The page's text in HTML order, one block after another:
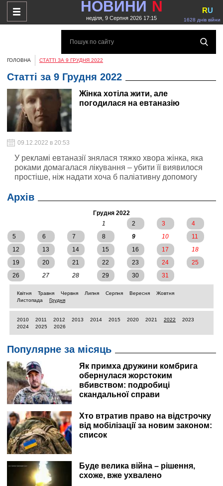
НОВИНИ N
неділя, 9 Серпня 2026 17:15 1628 днів війни
RU
ГОЛОВНА СТАТТІ ЗА 9 ГРУДНЯ 2022
Статті за 9 Грудня 2022
Жінка хотіла жити, але
погодилася на евтаназію
09.12.2022 в 20:53
У рекламі евтаназії знялася тяжко хвора жінка, яка
роками домагалася лікування – убити її виявилося
простіше, ніж надати хоча б паліативну допомогу
Архів
Грудня 2022
1
2 3
4
5
6 7 8 9 10
11
12
13 14 15 16 17
18
19
20 21 22 23 24
25
26
27 28 29 30 31
Квітня Травня Червня Липня Серпня Вересня
Жовтня
Листопада
Грудня
2010 2011 2012 2013 2014 2015 2020 2021 2022
2023
2024
2025 2026
Популярне за місяць
Як примха дружини комбрига
обернулася жорстоким
вбивством: подробиці
скандальної справи
Хто втратив право на відстрочку
від мобілізації за новим законом:
список
Буде велика війна – рішення,
схоже, вже ухвалено